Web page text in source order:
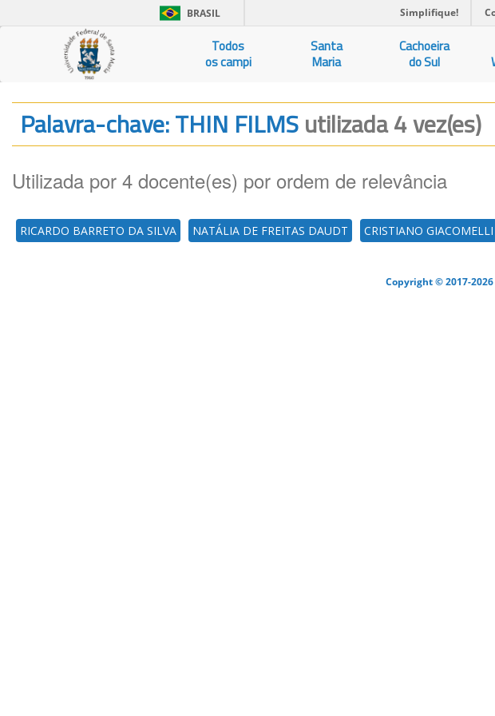
BRASIL Simplifique!
Todos
os campi
Santa
Maria
Cachoeira
do Sul
Palavra-chave: THIN FILMSutilizada 4 vez(es)
Utilizada por 4 docente(es) por ordem de relevância
RICARDO BARRETO DA SILVA NATÁLIA DE FREITAS DAUDT CRISTIANO GIACOMELLI
Copyright © 2017-2026